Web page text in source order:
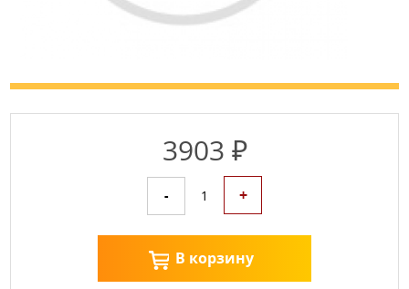
3903 ₽
- 1 +
В корзину